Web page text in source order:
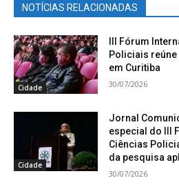
NOTÍCIAS RELACIONADAS
Cidade
III Fórum
Policiais
em Curitiba
30/07/2026
Cidade
Jornal
especial do III
Ciências
da pesquisa
30/07/2026